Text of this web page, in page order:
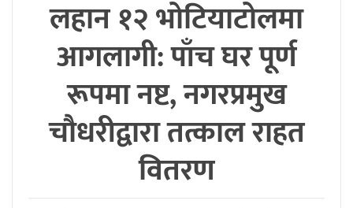
लहान १२ भोटियाटोलमा
आगलागी: पाँच घर पूर्ण
रूपमा नष्ट, नगरप्रमुख
चौधरीद्वारा तत्काल राहत
वितरण